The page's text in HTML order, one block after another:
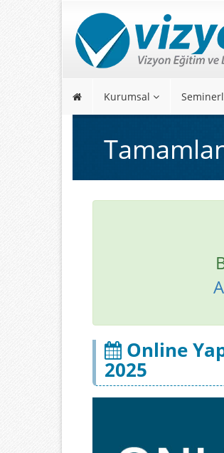
Kurumsal
Online
2025